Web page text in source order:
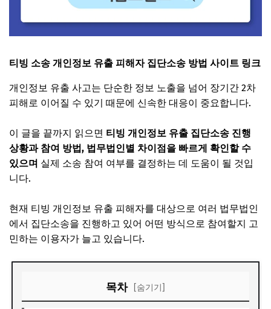
티빙 소송 개인정보 유출 피해자 집단소송 방법 사이트 링크
개인정보 유출 사고는 단순한 정보 노출을 넘어 장기간 2차
피해로 이어질 수 있기 때문에 신속한 대응이 중요합니다.
이 글을 끝까지 읽으면 티빙 개인정보 유출 집단소송 진행
상황과 참여 방법, 법무법인별 차이점을 빠르게 확인할 수
있으며 실제 소송 참여 여부를 결정하는 데 도움이 될 것입
니다.
현재 티빙 개인정보 유출 피해자를 대상으로 여러 법무법인
에서 집단소송을 진행하고 있어 어떤 방식으로 참여할지 고
민하는 이용자가 늘고 있습니다.
목차 [숨기기]